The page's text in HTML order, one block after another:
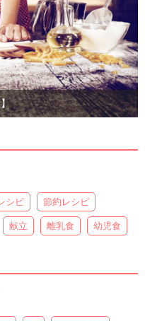
シピ 節約レシピ
献立 離乳食 幼児食